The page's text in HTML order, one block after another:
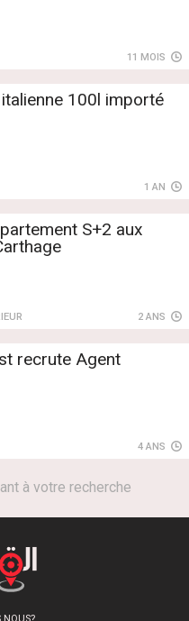
11 MOIS
100l importé
1 AN
S+2 aux
2 ANS
recrute Agent
4 ANS
à votre recherche